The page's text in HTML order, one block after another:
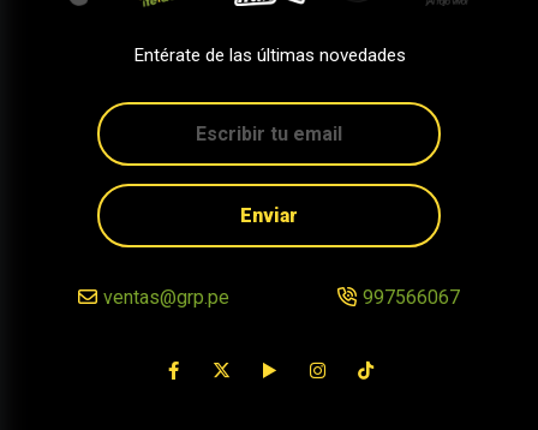
Entérate de las últimas novedades
Enviar
ventas@grp.pe 997566067